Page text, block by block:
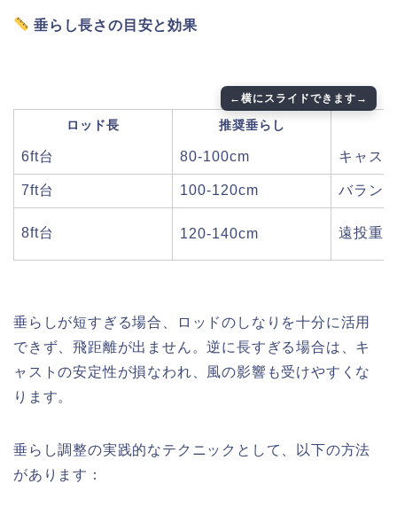
垂らし長さの目安と効果
ロッド長 推奨垂らし
6ft台 80-100cm キャス
7ft台 100-120cm バラン
8ft台 120-140cm 遠投重
垂らしが短すぎる場合、ロッドのしなりを十分に活用
できず、飛距離が出ません。逆に長すぎる場合は、キ
ャストの安定性が損なわれ、風の影響も受けやすくな
ります。
垂らし調整の実践的なテクニックとして、以下の方法
があります：